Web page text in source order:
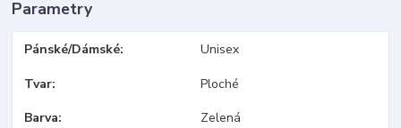
Parametry
Pánské/Dámské Unisex
Tvar Ploché
Barva Zelená